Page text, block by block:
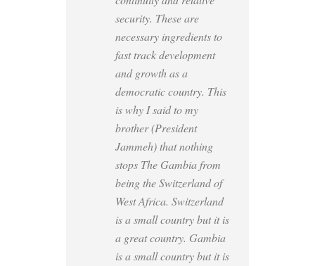
security. These are
necessary ingredients to
fast track development
and growth as a
democratic country. This
is why I said to my
brother (President
Jammeh) that nothing
stops The Gambia from
being the Switzerland of
West Africa. Switzerland
is a small country but it is
a great country. Gambia
is a small country but it is